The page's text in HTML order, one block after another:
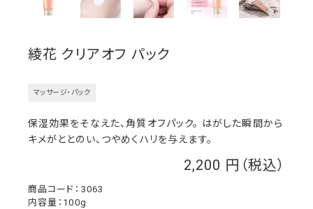
綾花 クリアオフ パック
マッサージ・パック
2,200
3063
保湿効果をそなえた、角質オフパック。 はがした瞬間から
キメがととのい、つやめくハリを与えます。
内容量：100g